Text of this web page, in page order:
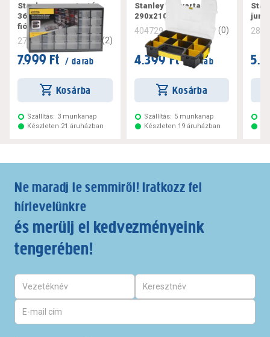
Stanley csavartartó
36,5x21x15,5 cm 30
fiókos
276745 5 (2)
7.999 Ft / darab
Kosárba
Szállítás: 3 munkanap
Készleten 21 áruházban
Stanley csavartartó
290x210x63mm
404729 0 (0)
4.399 Ft / darab
Kosárba
Szállítás: 5 munkanap
Készleten 19 áruházban
Ne maradj le semmiről! Iratkozz fel
hírlevelünkre
és merülj el kedvezményeink
tengerében!